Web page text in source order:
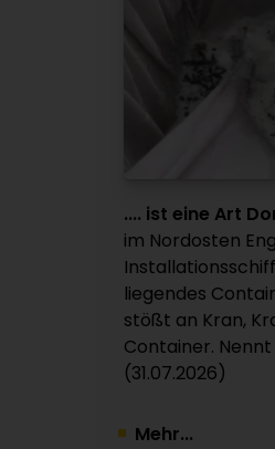
.... ist eine Art
im Nordosten
liegendes
stößt an Kran,
Container.
(31.07.2026)
Mehr...